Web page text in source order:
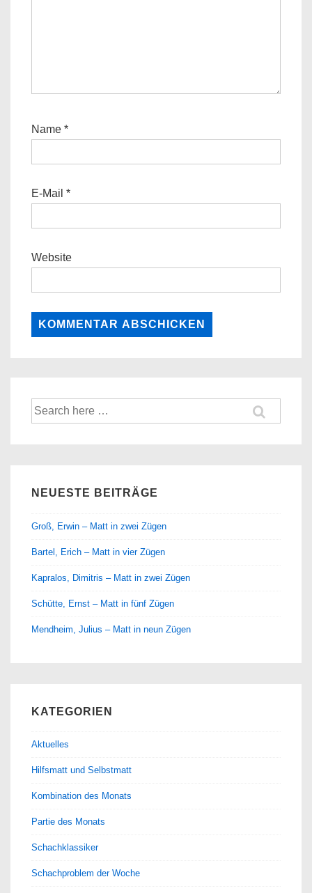
Name *
E-Mail *
Website
Suche
nach:
NEUESTE BEITRÄGE
Groß, Erwin – Matt in zwei Zügen
Bartel, Erich – Matt in vier Zügen
Kapralos, Dimitris – Matt in zwei Zügen
Schütte, Ernst – Matt in fünf Zügen
Mendheim, Julius – Matt in neun Zügen
KATEGORIEN
Aktuelles
Hilfsmatt und Selbstmatt
Kombination des Monats
Partie des Monats
Schachklassiker
Schachproblem der Woche